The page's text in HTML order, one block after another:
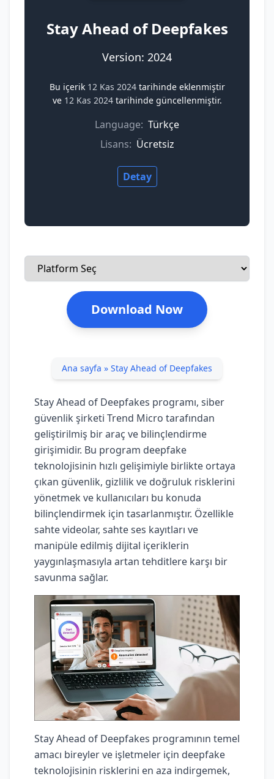
Stay Ahead of Deepfakes
Version: 2024
Bu içerik 12 Kas 2024 tarihinde eklenmiştir
ve 12 Kas 2024 tarihinde güncellenmiştir.
Language: Türkçe
Lisans: Ücretsiz
Detay
Download Now
Ana sayfa » Stay Ahead of Deepfakes
Stay Ahead of Deepfakes programı, siber
güvenlik şirketi Trend Micro tarafından
geliştirilmiş bir araç ve bilinçlendirme
girişimidir. Bu program deepfake
teknolojisinin hızlı gelişimiyle birlikte ortaya
çıkan güvenlik, gizlilik ve doğruluk risklerini
yönetmek ve kullanıcıları bu konuda
bilinçlendirmek için tasarlanmıştır. Özellikle
sahte videolar, sahte ses kayıtları ve
manipüle edilmiş dijital içeriklerin
yaygınlaşmasıyla artan tehditlere karşı bir
savunma sağlar.
Stay Ahead of Deepfakes programının temel
amacı bireyler ve işletmeler için deepfake
teknolojisinin risklerini en aza indirgemek,